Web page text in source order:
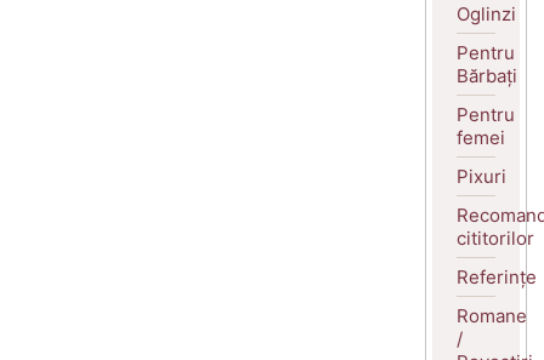
Oglinzi
Pentru
Bărbați
Pentru
femei
Pixuri
cititorilor
Referințe
Romane
/